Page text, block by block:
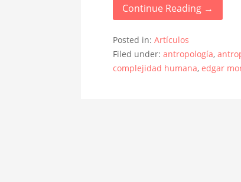
Continue Reading →
Posted in:Artículos
Filed under:antropología,
complejidad humana,edgar